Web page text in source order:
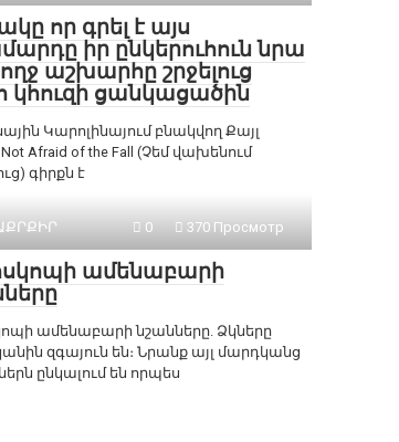
որ գրել է այս
իր ընկերուհուն նրա
աշխարհը շրջելուց
կհուզի ցանկացածին
Կարոլինայում բնակվող Քայլ
Not Afraid of the Fall (Չեմ վախենում
գիրքն է
0 370 Просмотр
ամենաբարի
ամենաբարի նշանները. Ձկները
զգայուն են։ Նրանք այլ մարդկանց
ընկալում են որպես